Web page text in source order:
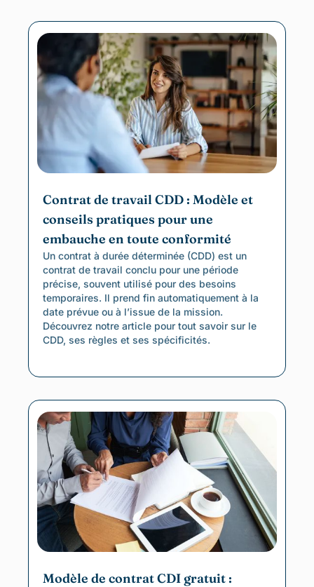
Contrat de travail CDD : Modèle et
conseils pratiques pour une
embauche en toute conformité
Un contrat à durée déterminée (CDD) est un
contrat de travail conclu pour une période
précise, souvent utilisé pour des besoins
temporaires. Il prend fin automatiquement à la
date prévue ou à l’issue de la mission.
Découvrez notre article pour tout savoir sur le
CDD, ses règles et ses spécificités.
Modèle de contrat CDI gratuit :